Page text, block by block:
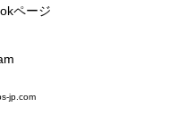
ページ
jp.com